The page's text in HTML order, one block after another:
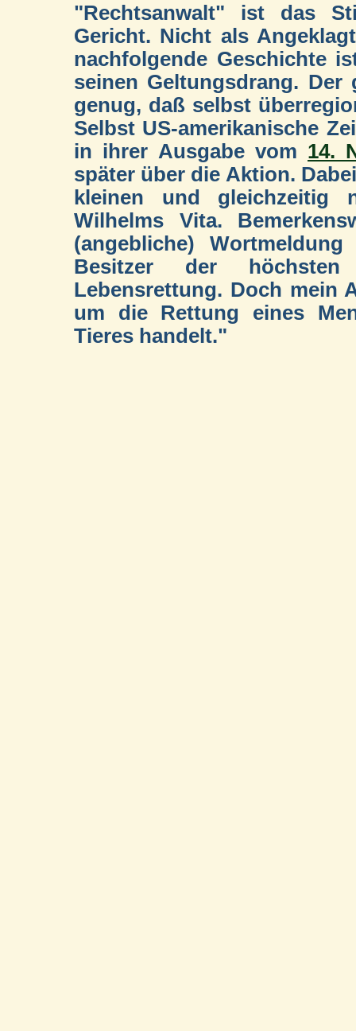
"Rechtsanwalt" ist das
Gericht. Nicht als
nachfolgende Geschichte
seinen Geltungsdrang.
genug, daß selbst
Selbst US-amerikanische
in ihrer Ausgabe vom 14.
später über die Aktion.
kleinen und gleichzeitig
Wilhelms Vita.
(angebliche)
Besitzer der höchsten
Lebensrettung. Doch mein
um die Rettung eines
Tieres handelt."